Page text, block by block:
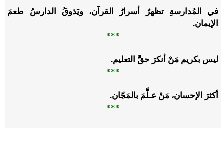
في المُدارسةِ تظهرُ أسرارُ القرآن، ويَذوقُ الدارسُ طعمَ
الإيمان.
***
ليس بكريم مَنْ أنكرَ حقَّ التعليم.
***
أكثرَ الإحسان، مَنْ عـلَّمَ بالمَجّان.
***